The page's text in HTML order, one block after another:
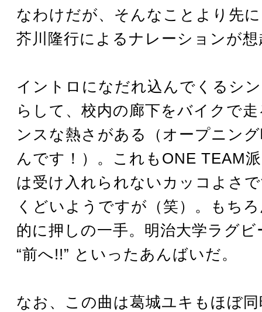
なわけだが、そんなことより先
芥川隆行によるナレーションが
イントロになだれ込んでくるシ
らして、校内の廊下をバイクで
ンスな熱さがある（オープニン
んです！）。これもONE TEAM
は受け入れられないカッコよさ
くどいようですが（笑）。もち
的に押しの一手。明治大学ラグ
“前へ!!” といったあんばいだ。
なお、この曲は葛城ユキもほぼ